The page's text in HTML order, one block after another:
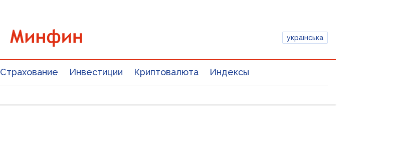
українська
Страхование Инвестиции Криптовалюта Индексы